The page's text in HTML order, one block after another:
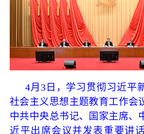
4月3日，学习贯彻习近平
社会主义思想主题教育工作会
中共中央总书记、国家主席、
近平出席会议并发表重要讲